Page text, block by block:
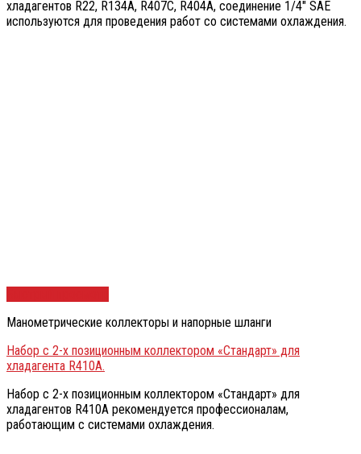
хладагентов R22, R134А, R407C, R404A, соединение 1/4″ SAE
используются для проведения работ со системами охлаждения.
Манометрические коллекторы и напорные шланги
Набор с 2-х позиционным коллектором «Стандарт» для
хладагента R410A.
Набор с 2-х позиционным коллектором «Стандарт» для
хладагентов R410A рекомендуется профессионалам,
работающим с системами охлаждения.